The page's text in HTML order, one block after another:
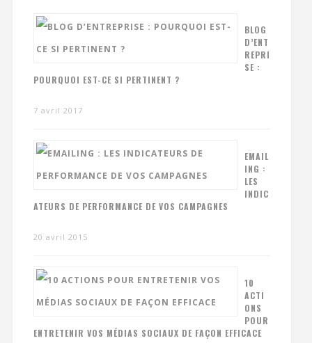
BLOG
D’ENT
REPRI
SE :
POURQUOI EST-CE SI PERTINENT ?
7 avril 2017
EMAIL
ING :
LES
INDIC
ATEURS DE PERFORMANCE DE VOS CAMPAGNES
20 avril 2015
10
ACTI
ONS
POUR
ENTRETENIR VOS MÉDIAS SOCIAUX DE FAÇON EFFICACE